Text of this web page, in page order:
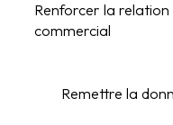
Renforcer la relation
commercial
Remettre la